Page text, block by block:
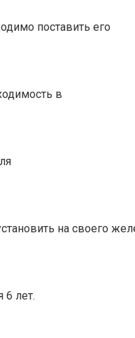
поставить его
в
на своего
6 лет.